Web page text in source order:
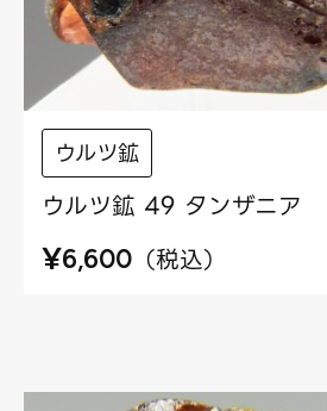
ウルツ鉱
ウルツ鉱 49 タンザニア
¥6,600 （税込）